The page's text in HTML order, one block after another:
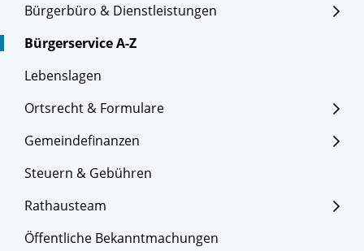
Bürgerbüro & Dienstleistungen
Bürgerservice A-Z
Lebenslagen
Ortsrecht & Formulare
Gemeindefinanzen
Steuern & Gebühren
Rathausteam
Öffentliche Bekanntmachungen